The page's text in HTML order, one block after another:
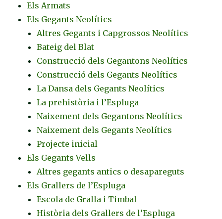
Els Armats
Els Gegants Neolítics
Altres Gegants i Capgrossos Neolítics
Bateig del Blat
Construcció dels Gegantons Neolítics
Construcció dels Gegants Neolítics
La Dansa dels Gegants Neolítics
La prehistòria i l’Espluga
Naixement dels Gegantons Neolítics
Naixement dels Gegants Neolítics
Projecte inicial
Els Gegants Vells
Altres gegants antics o desapareguts
Els Grallers de l’Espluga
Escola de Gralla i Timbal
Història dels Grallers de l’Espluga